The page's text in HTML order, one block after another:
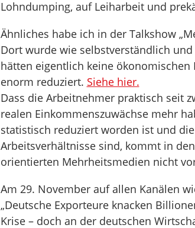
Lohndumping, auf Leiharbeit und
Ähnliches habe ich in der Talkshow
Dort wurde wie selbstverständlich
hätten eigentlich keine
enorm reduziert. Siehe hier.
Dass die Arbeitnehmer praktisch seit
realen Einkommenszuwächse mehr
statistisch reduziert worden ist und
Arbeitsverhältnisse sind, kommt in
orientierten Mehrheitsmedien nicht
Am 29. November auf allen Kanälen
„Deutsche Exporteure knacken
Krise – doch an der deutschen